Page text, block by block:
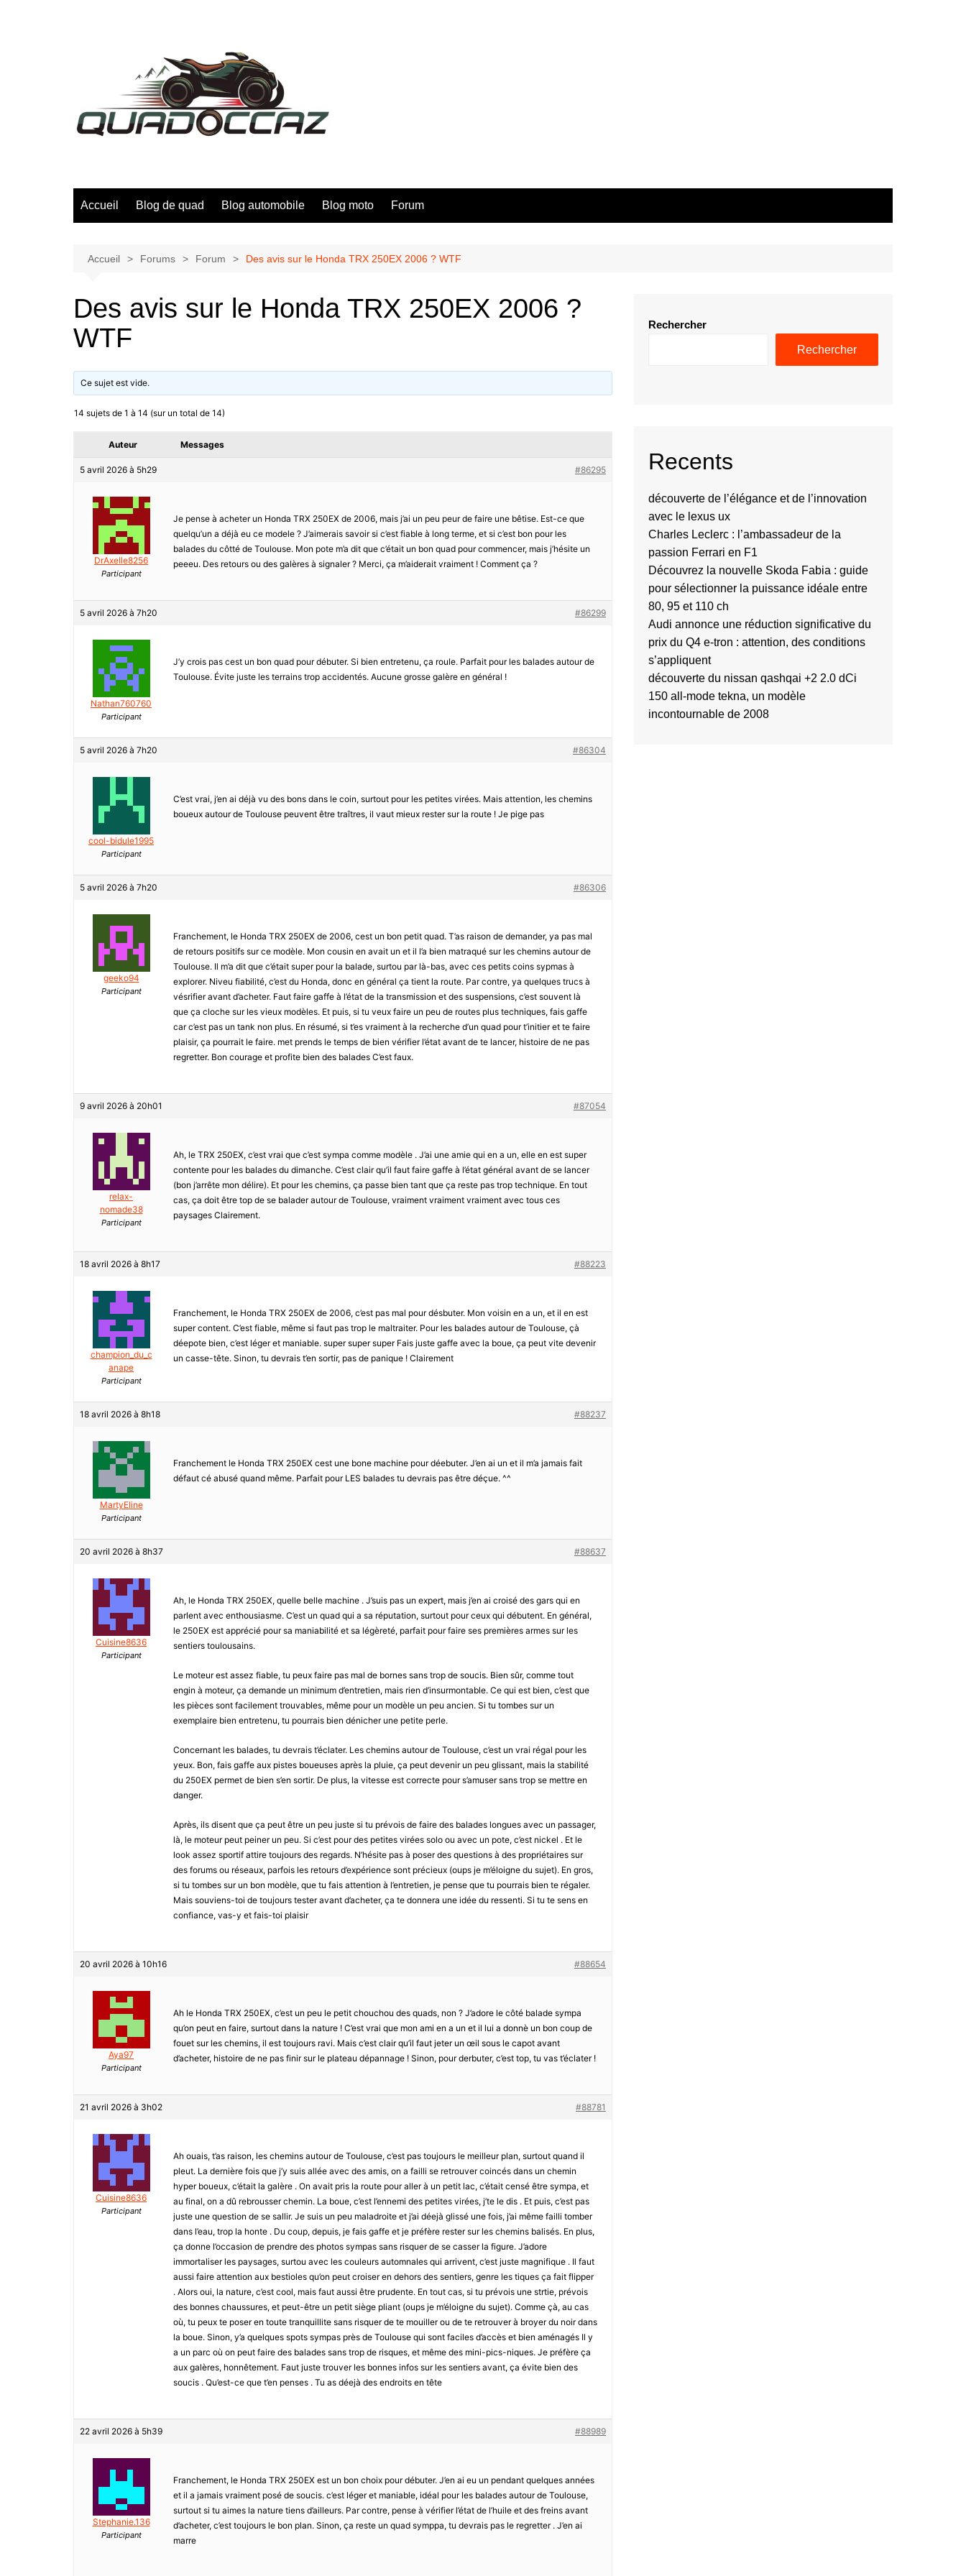
Accueil Blog de quad Blog automobile Blog moto Forum
Accueil Forums Forum Des avis sur le Honda TRX 250EX 2006 ? WTF
Des avis sur le Honda TRX 250EX 2006 ?
WTF
Ce sujet est vide.
14 sujets de 1 à 14 (sur un total de 14)
Auteur Messages
5 avril 2026 à 5h29 #86295
DrAxelle8256
Participant
Je pense à acheter un Honda TRX 250EX de 2006, mais j’ai un peu peur de faire une bêtise. Est-ce que
quelqu’un a déjà eu ce modele ? J’aimerais savoir si c’est fiable à long terme, et si c’est bon pour les
balades du côtté de Toulouse. Mon pote m’a dit que c’était un bon quad pour commencer, mais j’hésite un
peeeu. Des retours ou des galères à signaler ? Merci, ça m’aiderait vraiment ! Comment ça ?
5 avril 2026 à 7h20 #86299
Nathan760760
Participant
J’y crois pas cest un bon quad pour débuter. Si bien entretenu, ça roule. Parfait pour les balades autour de
Toulouse. Évite juste les terrains trop accidentés. Aucune grosse galère en général !
5 avril 2026 à 7h20 #86304
cool-bidule1995
Participant
C’est vrai, j’en ai déjà vu des bons dans le coin, surtout pour les petites virées. Mais attention, les chemins
boueux autour de Toulouse peuvent être traîtres, il vaut mieux rester sur la route ! Je pige pas
5 avril 2026 à 7h20 #86306
geeko94
Participant
Franchement, le Honda TRX 250EX de 2006, cest un bon petit quad. T’as raison de demander, ya pas mal
de retours positifs sur ce modèle. Mon cousin en avait un et il l’a bien matraqué sur les chemins autour de
Toulouse. Il m’a dit que c’était super pour la balade, surtou par là-bas, avec ces petits coins sypmas à
explorer. Niveu fiabilité, c’est du Honda, donc en général ça tient la route. Par contre, ya quelques trucs à
vésrifier avant d’acheter. Faut faire gaffe à l’état de la transmission et des suspensions, c’est souvent là
que ça cloche sur les vieux modèles. Et puis, si tu veux faire un peu de routes plus techniques, fais gaffe
car c’est pas un tank non plus. En résumé, si t’es vraiment à la recherche d’un quad pour t’initier et te faire
plaisir, ça pourrait le faire. met prends le temps de bien vérifier l’état avant de te lancer, histoire de ne pas
regretter. Bon courage et profite bien des balades C’est faux.
9 avril 2026 à 20h01 #87054
relax-
nomade38
Participant
Ah, le TRX 250EX, c’est vrai que c’est sympa comme modèle . J’ai une amie qui en a un, elle en est super
contente pour les balades du dimanche. C’est clair qu’il faut faire gaffe à l’état général avant de se lancer
(bon j’arrête mon délire). Et pour les chemins, ça passe bien tant que ça reste pas trop technique. En tout
cas, ça doit être top de se balader autour de Toulouse, vraiment vraiment vraiment avec tous ces
paysages Clairement.
18 avril 2026 à 8h17 #88223
champion_du_c
anape
Participant
Franchement, le Honda TRX 250EX de 2006, c’est pas mal pour désbuter. Mon voisin en a un, et il en est
super content. C’est fiable, même si faut pas trop le maltraiter. Pour les balades autour de Toulouse, çà
déepote bien, c’est léger et maniable. super super super Fais juste gaffe avec la boue, ça peut vite devenir
un casse-tête. Sinon, tu devrais t’en sortir, pas de panique ! Clairement
18 avril 2026 à 8h18 #88237
MartyEline
Participant
Franchement le Honda TRX 250EX cest une bone machine pour déebuter. J’en ai un et il m’a jamais fait
défaut cé abusé quand même. Parfait pour LES balades tu devrais pas être déçue. ^^
20 avril 2026 à 8h37 #88637
Cuisine8636
Participant
Ah, le Honda TRX 250EX, quelle belle machine . J’suis pas un expert, mais j’en ai croisé des gars qui en
parlent avec enthousiasme. C’est un quad qui a sa réputation, surtout pour ceux qui débutent. En général,
le 250EX est apprécié pour sa maniabilité et sa légèreté, parfait pour faire ses premières armes sur les
sentiers toulousains.
Le moteur est assez fiable, tu peux faire pas mal de bornes sans trop de soucis. Bien sûr, comme tout
engin à moteur, ça demande un minimum d’entretien, mais rien d’insurmontable. Ce qui est bien, c’est que
les pièces sont facilement trouvables, même pour un modèle un peu ancien. Si tu tombes sur un
exemplaire bien entretenu, tu pourrais bien dénicher une petite perle.
Concernant les balades, tu devrais t’éclater. Les chemins autour de Toulouse, c’est un vrai régal pour les
yeux. Bon, fais gaffe aux pistes boueuses après la pluie, ça peut devenir un peu glissant, mais la stabilité
du 250EX permet de bien s’en sortir. De plus, la vitesse est correcte pour s’amuser sans trop se mettre en
danger.
Après, ils disent que ça peut être un peu juste si tu prévois de faire des balades longues avec un passager,
là, le moteur peut peiner un peu. Si c’est pour des petites virées solo ou avec un pote, c’est nickel . Et le
look assez sportif attire toujours des regards. N’hésite pas à poser des questions à des propriétaires sur
des forums ou réseaux, parfois les retours d’expérience sont précieux (oups je m’éloigne du sujet). En gros,
si tu tombes sur un bon modèle, que tu fais attention à l’entretien, je pense que tu pourrais bien te régaler.
Mais souviens-toi de toujours tester avant d’acheter, ça te donnera une idée du ressenti. Si tu te sens en
confiance, vas-y et fais-toi plaisir
20 avril 2026 à 10h16 #88654
Aya97
Participant
Ah le Honda TRX 250EX, c’est un peu le petit chouchou des quads, non ? J’adore le côté balade sympa
qu’on peut en faire, surtout dans la nature ! C’est vrai que mon ami en a un et il lui a donnè un bon coup de
fouet sur les chemins, il est toujours ravi. Mais c’est clair qu’il faut jeter un œil sous le capot avant
d’acheter, histoire de ne pas finir sur le plateau dépannage ! Sinon, pour derbuter, c’est top, tu vas t’éclater !
21 avril 2026 à 3h02 #88781
Cuisine8636
Participant
Ah ouais, t’as raison, les chemins autour de Toulouse, c’est pas toujours le meilleur plan, surtout quand il
pleut. La dernière fois que j’y suis allée avec des amis, on a failli se retrouver coincés dans un chemin
hyper boueux, c’était la galère . On avait pris la route pour aller à un petit lac, c’était censé être sympa, et
au final, on a dû rebrousser chemin. La boue, c’est l’ennemi des petites virées, j’te le dis . Et puis, c’est pas
juste une question de se sallir. Je suis un peu maladroite et j’ai déejà glissé une fois, j’ai même failli tomber
dans l’eau, trop la honte . Du coup, depuis, je fais gaffe et je préfère rester sur les chemins balisés. En plus,
ça donne l’occasion de prendre des photos sympas sans risquer de se casser la figure. J’adore
immortaliser les paysages, surtou avec les couleurs automnales qui arrivent, c’est juste magnifique . Il faut
aussi faire attention aux bestioles qu’on peut croiser en dehors des sentiers, genre les tiques ça fait flipper
. Alors oui, la nature, c’est cool, mais faut aussi être prudente. En tout cas, si tu prévois une strtie, prévois
des bonnes chaussures, et peut-être un petit siège pliant (oups je m’éloigne du sujet). Comme çà, au cas
où, tu peux te poser en toute tranquillite sans risquer de te mouiller ou de te retrouver à broyer du noir dans
la boue. Sinon, y’a quelques spots sympas près de Toulouse qui sont faciles d’accès et bien aménagés Il y
a un parc où on peut faire des balades sans trop de risques, et même des mini-pics-niques. Je préfère ça
aux galères, honnêtement. Faut juste trouver les bonnes infos sur les sentiers avant, ça évite bien des
soucis . Qu’est-ce que t’en penses . Tu as déejà des endroits en tête
22 avril 2026 à 5h39 #88989
Stephanie.136
Participant
Franchement, le Honda TRX 250EX est un bon choix pour débuter. J’en ai eu un pendant quelques années
et il a jamais vraiment posé de soucis. c’est léger et maniable, idéal pour les balades autour de Toulouse,
surtout si tu aimes la nature tiens d’ailleurs. Par contre, pense à vérifier l’état de l’huile et des freins avant
d’acheter, c’est toujours le bon plan. Sinon, ça reste un quad symppa, tu devrais pas le regretter . J’en ai
marre
Rechercher
Rechercher
Recents
découverte de l’élégance et de l’innovation
avec le lexus ux
Charles Leclerc : l’ambassadeur de la
passion Ferrari en F1
Découvrez la nouvelle Skoda Fabia : guide
pour sélectionner la puissance idéale entre
80, 95 et 110 ch
Audi annonce une réduction significative du
prix du Q4 e-tron : attention, des conditions
s’appliquent
découverte du nissan qashqai +2 2.0 dCi
150 all-mode tekna, un modèle
incontournable de 2008